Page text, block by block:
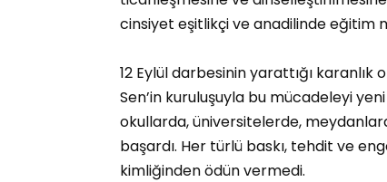
cinsiyet eşitlikçi ve anadilinde eğitim
12 Eylül darbesinin yarattığı
Sen’in kuruluşuyla bu mücadeleyi
okullarda, üniversitelerde,
başardı. Her türlü baskı, tehdit ve
kimliğinden ödün vermedi.